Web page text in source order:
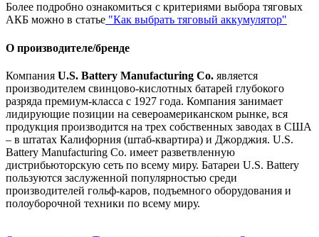
Более подробно ознакомиться с критериями выбора тяговых
АКБ можно в статье "Как выбрать тяговый аккумулятор"
О производителе/бренде
Компания U.S. Battery Manufacturing Co. является
производителем свинцово-кислотных батарей глубокого
разряда премиум-класса с 1927 года. Компания занимает
лидирующие позиции на североамериканском рынке, вся
продукция производится на трех собственных заводах в США
– в штатах Калифорния (штаб-квартира) и Джорджия. U.S.
Battery Manufacturing Co. имеет разветвленную
дистрибьюторскую сеть по всему миру. Батареи U.S. Battery
пользуются заслуженной популярностью среди
производителей гольф-каров, подъемного оборудования и
полоуборочной техники по всему миру.